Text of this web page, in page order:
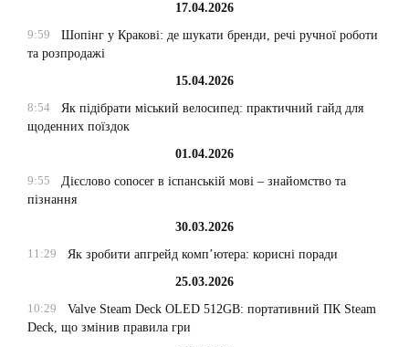
17.04.2026
9:59
Шопінг у Кракові: де шукати бренди, речі ручної роботи
та розпродажі
15.04.2026
8:54
Як підібрати міський велосипед: практичний гайд для
щоденних поїздок
01.04.2026
9:55
Дієслово conocer в іспанській мові – знайомство та
пізнання
30.03.2026
11:29
Як зробити апгрейд комп’ютера: корисні поради
25.03.2026
10:29
Valve Steam Deck OLED 512GB: портативний ПК Steam
Deck, що змінив правила гри